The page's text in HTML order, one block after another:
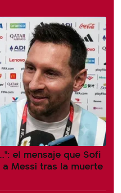
el mensaje que Sofi
Messi tras la muerte